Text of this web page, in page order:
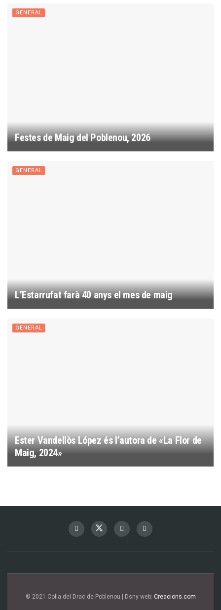
GENERAL
Festes de Maig del Poblenou, 2026
GENERAL
L’Estarrufat farà 40 anys el mes de maig
GENERAL
Ester Vandellòs López és l’autora de «La Flor de
Maig, 2024»
© 2021 Colla del Drac de Poblenou | Dsny web: Creacions.com